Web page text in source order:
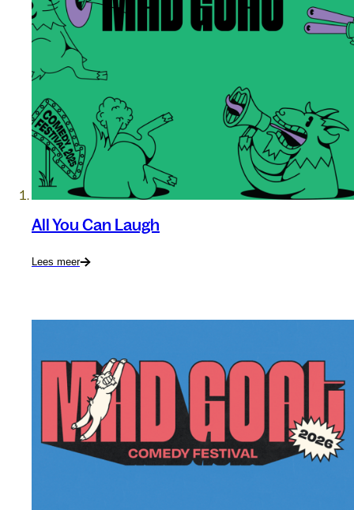
All You Can Laugh
Lees meer